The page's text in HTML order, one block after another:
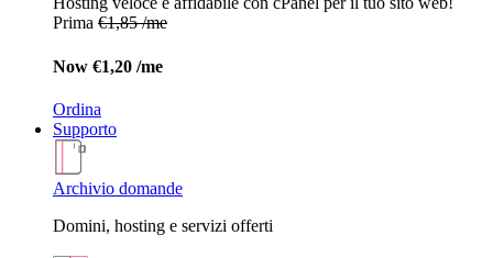
Prima €1,85 /me
Now €1,20 /me
Ordina
Supporto
Archivio domande
Domini, hosting e servizi offerti